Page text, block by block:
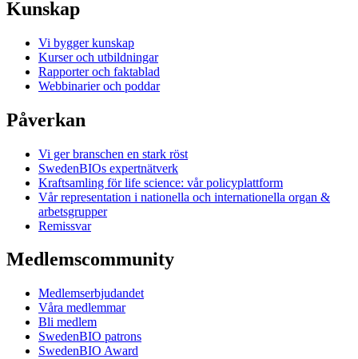
Kunskap
Vi bygger kunskap
Kurser och utbildningar
Rapporter och faktablad
Webbinarier och poddar
Påverkan
Vi ger branschen en stark röst
SwedenBIOs expertnätverk
Kraftsamling för life science: vår policyplattform
Vår representation i nationella och internationella organ &
arbetsgrupper
Remissvar
Medlemscommunity
Medlemserbjudandet
Våra medlemmar
Bli medlem
SwedenBIO patrons
SwedenBIO Award